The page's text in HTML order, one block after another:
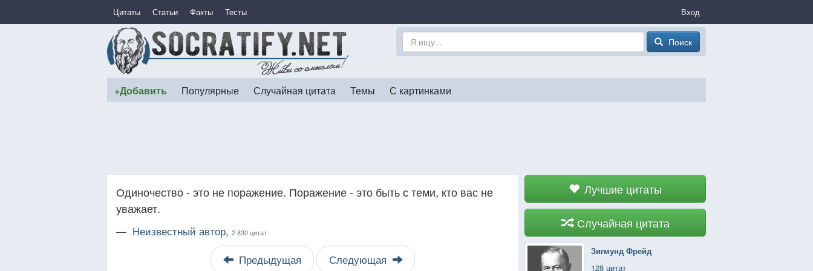
Цитаты Статьи Факты Тесты Вход
Поиск
+Добавить Популярные Случайная цитата Темы С картинками
Лучшие цитаты
Случайная цитата
Зигмунд Фрейд
128 цитат
Одиночество - это не поражение. Поражение - это быть с теми, кто вас не
уважает.
— Неизвестный автор, 2 830 цитат
Предыдущая Следующая